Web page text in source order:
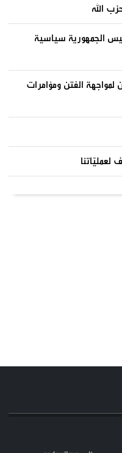
الله
الجمهورية سياسية
الفتن ومؤامرات